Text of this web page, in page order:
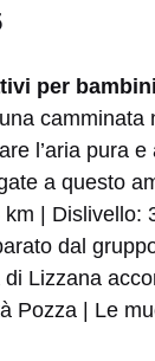
per bambini
l’aria pura
a questo
| Dislivello:
dal
Lizzana
Pozza | Le